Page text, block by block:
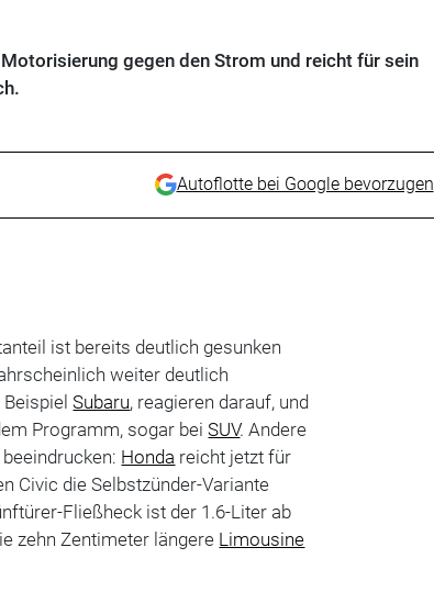
gegen den Strom und reicht für sein
Autoflotte bei Google bevorzugen
ist bereits deutlich gesunken
weiter deutlich
BeispielSubaru, reagieren darauf, und
Programm, sogar beiSUV. Andere
Honda reicht jetzt für
Civic die Selbstzünder-Variante
Fließheck ist der 1.6-Liter ab
zehn Zentimeter längere Limousine